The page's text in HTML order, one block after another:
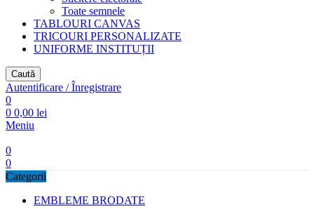
Toate semnele
TABLOURI CANVAS
TRICOURI PERSONALIZATE
UNIFORME INSTITUȚII
Caută
Autentificare / Înregistrare
0
0 0,00 lei
Meniu
0
0
Categorii
EMBLEME BRODATE